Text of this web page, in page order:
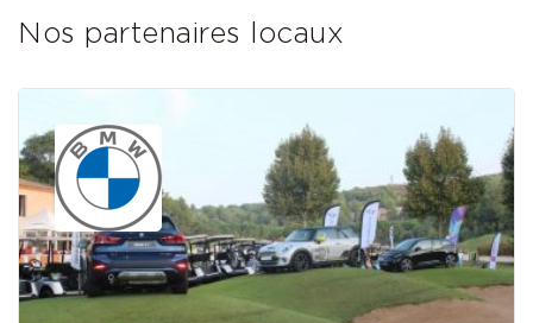
Nos partenaires locaux